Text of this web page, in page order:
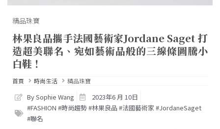
精品珠寶
林果良品攜手法國藝術家Jordane Saget 打
造超美聯名、宛如藝術品般的三線條圖騰小
白鞋！
首頁 時尚生活 精品珠寶
By Sophie Wang
2023年6 月 10日
#FASHION #時尚趨勢 #林果良品 #法國藝術家 #JordaneSaget
#聯名